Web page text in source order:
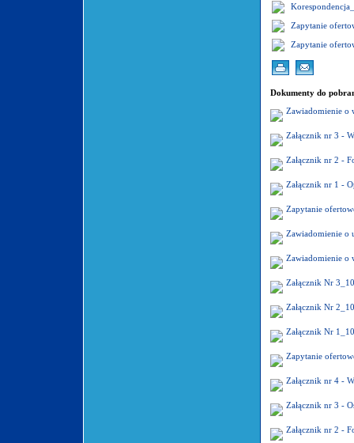
Zapytanie
Zapytanie
Dokumenty do
Zawiadomienie o
Załącznik nr 3 -
Załącznik nr 2 -
Załącznik nr 1 -
Zapytanie
Zawiadomienie o
Zawiadomienie o
Załącznik Nr
Załącznik Nr
Załącznik Nr
Zapytanie
Załącznik nr 4 -
Załącznik nr 3 -
Załącznik nr 2 -